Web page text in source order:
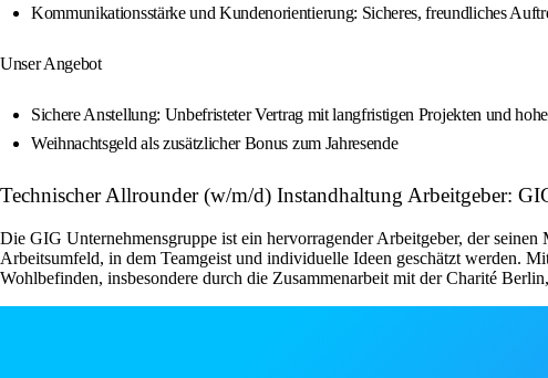
Kommunikationsstärke und Kundenorientierung: Sicheres, freundliches
Unser Angebot
Sichere Anstellung: Unbefristeter Vertrag mit langfristigen Projekten und
Weihnachtsgeld als zusätzlicher Bonus zum Jahresende
Technischer Allrounder (w/m/d) Instandhaltung Arbeitgeber:
Die GIG Unternehmensgruppe ist ein hervorragender Arbeitgeber, der
Arbeitsumfeld, in dem Teamgeist und individuelle Ideen geschätzt werden.
Wohlbefinden, insbesondere durch die Zusammenarbeit mit der Charité